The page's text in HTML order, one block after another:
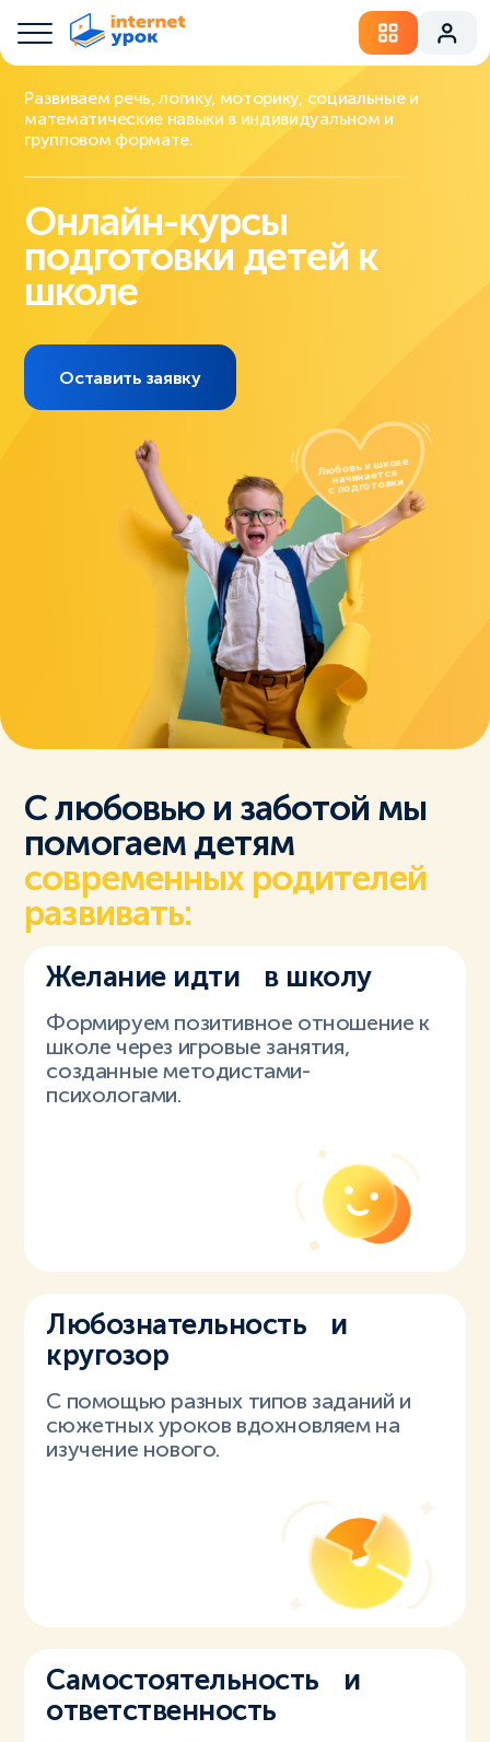
Любовь к школе
начинается
с подготовки
Развиваем речь, логику, моторику, социальные и
математические навыки в индивидуальном и
групповом формате.
Онлайн-курсы
подготовки детей к
школе
Оставить заявку
С любовью и заботой мы
помогаем детям
современных родителей
развивать:
Желание идти в школу
Формируем позитивное отношение к
школе через игровые занятия,
созданные методистами-
психологами.
Любознательность и
кругозор
С помощью разных типов заданий и
сюжетных уроков вдохновляем на
изучение нового.
Самостоятельность и
ответственность